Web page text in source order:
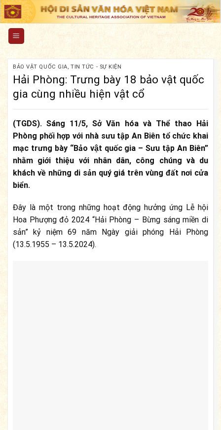
Skip
to
content
BẢO VẬT QUỐC GIA,TIN TỨC - SỰ KIỆN
Hải Phòng: Trưng bày 18 bảo vật quốc
gia cùng nhiều hiện vật cổ
(TGDS). Sáng 11/5, Sở Văn hóa và Thể thao Hải
Phòng phối hợp với nhà sưu tập An Biên tổ chức khai
mạc trưng bày “Bảo vật quốc gia – Sưu tập An Biên”
nhằm giới thiệu với nhân dân, công chúng và du
khách về những di sản quý giá trên vùng đất nơi cửa
biển.
Đây là một trong những hoạt động hưởng ứng Lễ hội
Hoa Phượng đỏ 2024 “Hải Phòng – Bừng sáng miền di
sản” kỷ niệm 69 năm Ngày giải phóng Hải Phòng
(13.5.1955 – 13.5.2024).